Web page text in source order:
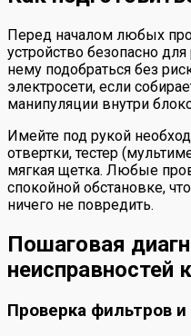
Перед началом любых
устройство безопасно
нему подобраться без
электросети, если
манипуляции внутри
Имейте под рукой
отвертки, тестер
мягкая щетка. Любые
спокойной обстановке,
ничего не повредить.
Пошаговая
неисправностей
Проверка фильтров